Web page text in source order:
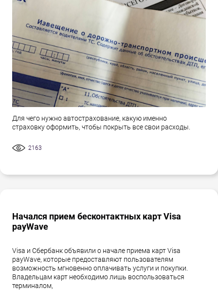
Для чего нужно автострахование, какую именно
страховку оформить, чтобы покрыть все свои расходы.
2163
Начался прием бесконтактных карт Visa
payWave
Visa и Сбербанк объявили о начале приема карт Visa
payWave, которые предоставляют пользователям
возможность мгновенно оплачивать услуги и покупки.
Владельцам карт необходимо лишь воспользоваться
терминалом,